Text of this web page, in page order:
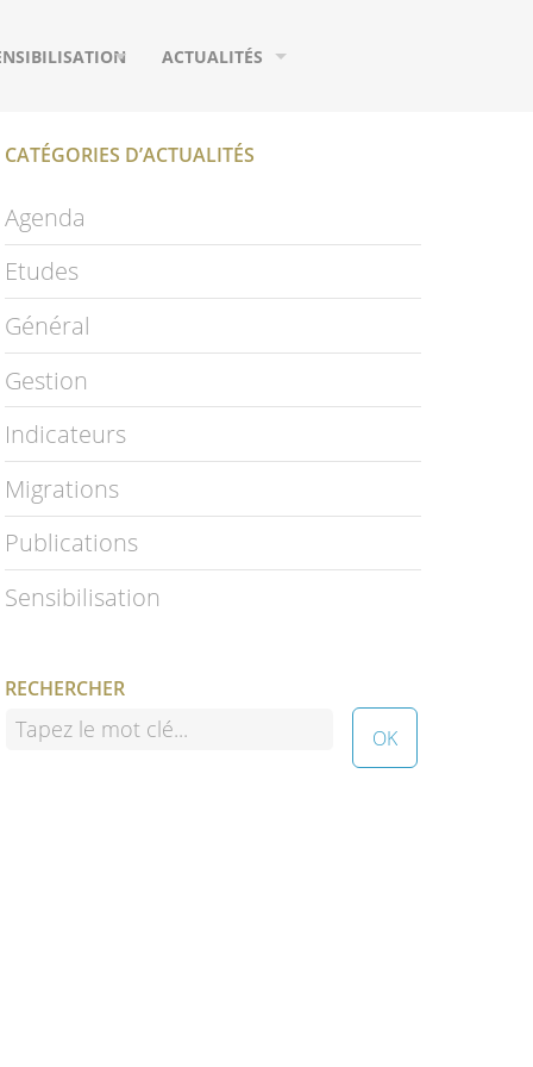
ACTUALITÉS
MIGRATIONS
CATÉGORIES D’ACTUALITÉS
Agenda
Etudes
Général
Gestion
Indicateurs
Migrations
Publications
Sensibilisation
RECHERCHER